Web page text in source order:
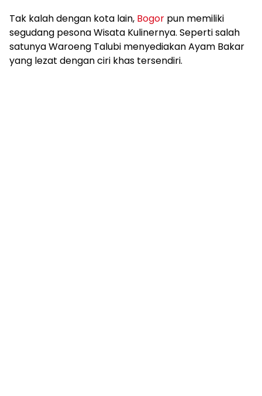
Tak kalah dengan kota lain, Bogor pun memiliki
segudang pesona Wisata Kulinernya. Seperti salah
satunya Waroeng Talubi menyediakan Ayam Bakar
yang lezat dengan ciri khas tersendiri.